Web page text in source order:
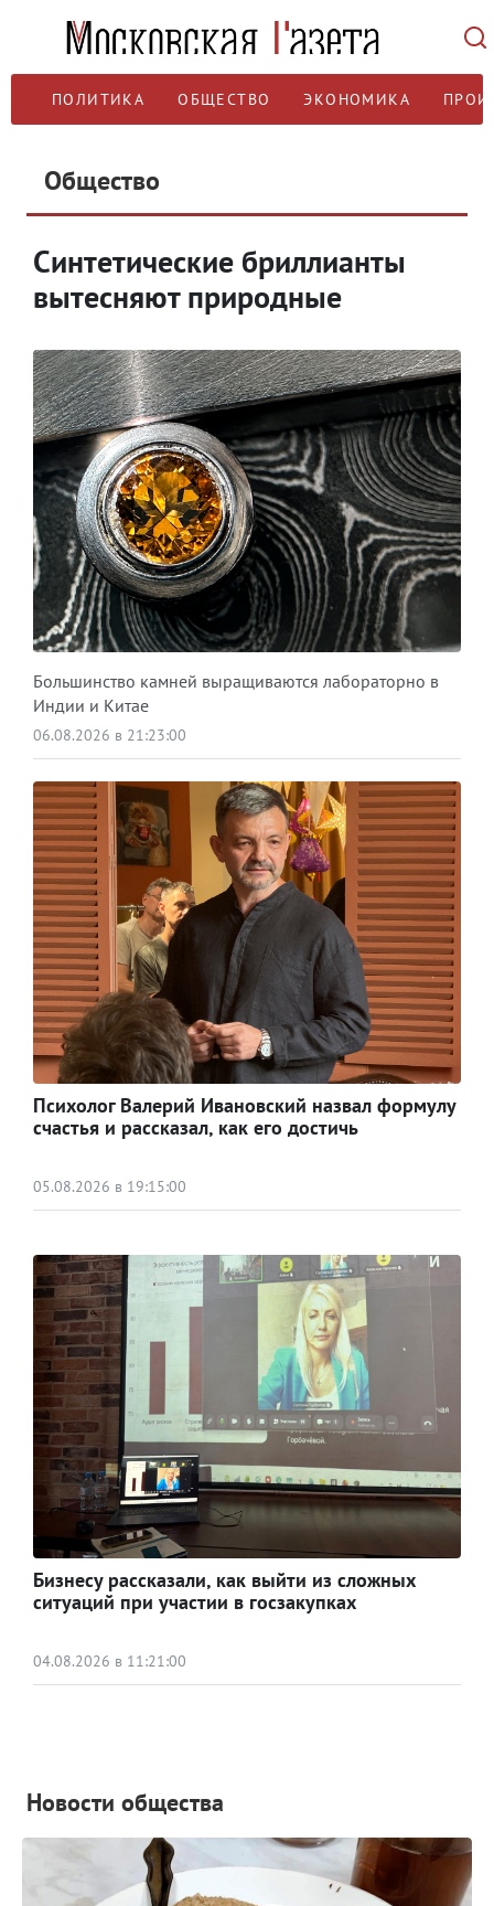
ПОЛИТИКА ОБЩЕСТВО ЭКОНОМИКА
Общество
Синтетические бриллианты
вытесняют природные
Большинство камней выращиваются лабораторно в
Индии и Китае
06.08.2026 в 21:23:00
Психолог Валерий Ивановский назвал формулу
счастья и рассказал, как его достичь
05.08.2026 в 19:15:00
Бизнесу рассказали, как выйти из сложных
ситуаций при участии в госзакупках
04.08.2026 в 11:21:00
Новости общества